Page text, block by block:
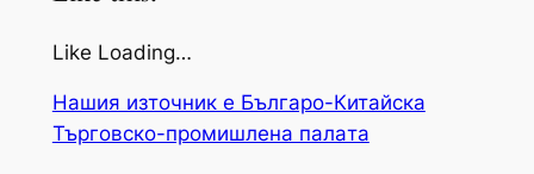
Like Loading…
Нашия източник е Българо-Китайска
Търговско-промишлена палaта